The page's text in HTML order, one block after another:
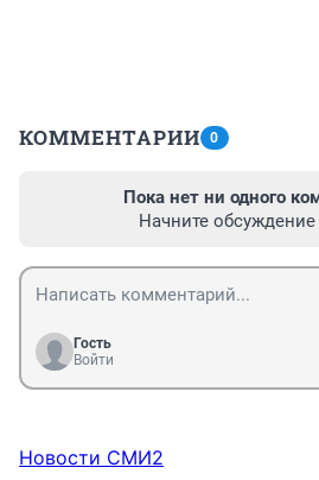
КОММЕНТАРИИ 0
Пока нет ни одного
Начните
Гость
Войти
Новости СМИ2